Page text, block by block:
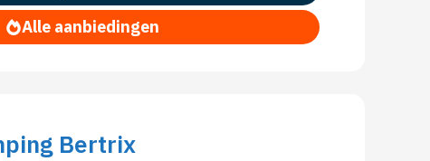
Alle aanbiedingen
Bertrix